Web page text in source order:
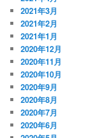
2021年3月
2021年2月
2021年1月
2020年12月
2020年11月
2020年10月
2020年9月
2020年8月
2020年7月
2020年6月